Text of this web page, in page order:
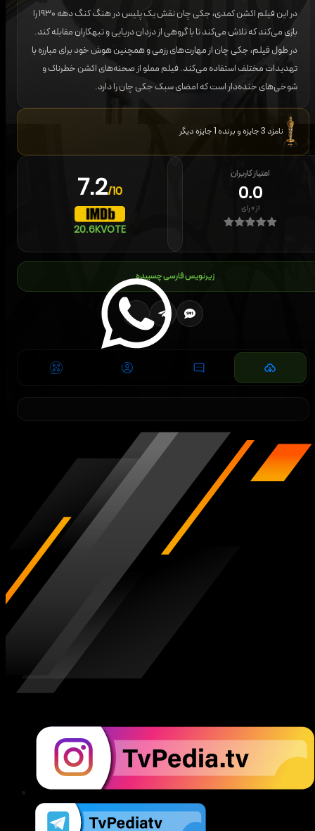
در این فیلم اکشن کمدی، جکی چان نقش یک پلیس در هنگ کنگ دهه ۱۹۳۰ را
بازی می‌کند که تلاش می‌کند تا با گروهی از دزدان دریایی و تبهکاران مقابله کند.
در طول فیلم، جکی چان از مهارت‌های رزمی و همچنین هوش خود برای مبارزه با
تهدیدات مختلف استفاده می‌کند. فیلم مملو از صحنه‌های اکشن خطرناک و
شوخی‌های خنده‌دار است که امضای سبک جکی چان را دارد.
نامزد 3 جایزه و برنده 1 جایزه دیگر
7.2/10
20.6KVOTE
امتیاز کاربران
0.0
از۰رای
زیرنویس فارسی چسبیده